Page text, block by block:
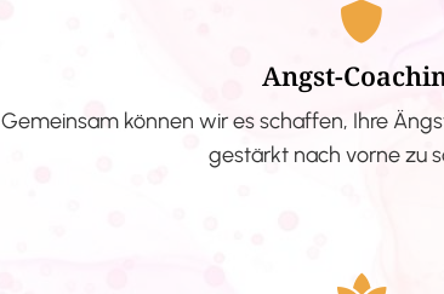
Angst-
Gemeinsam können wir es schaffen, Ihre
gestärkt nach vorne zu